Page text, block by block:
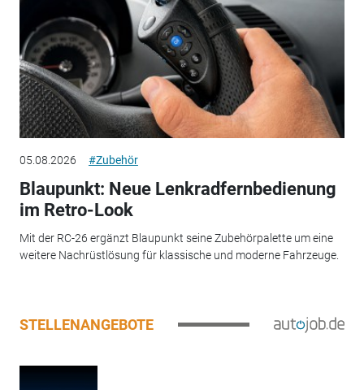
05.08.2026 #Zubehör
Blaupunkt: Neue Lenkradfernbedienung
im Retro-Look
Mit der RC-26 ergänzt Blaupunkt seine Zubehörpalette um eine
weitere Nachrüstlösung für klassische und moderne Fahrzeuge.
STELLENANGEBOTE